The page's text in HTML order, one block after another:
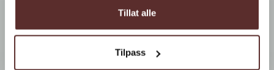
Tillat alle
Tilpass